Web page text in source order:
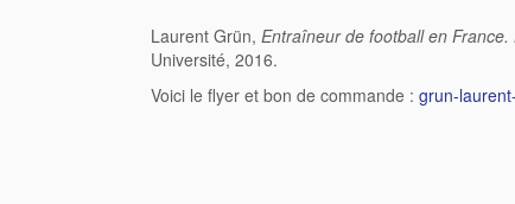
Laurent Grün, Entraîneur de football en
Université, 2016.
Voici le flyer et bon de commande : grun-